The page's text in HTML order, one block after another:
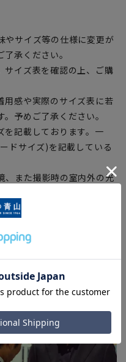
サイズ等の仕様に変更が
承ください。
イズ表を確認の上、ご購
感や実際のサイズ表に若
予めご了承ください。
記載しております。一
ドサイズ)を記載している
また撮影時の室内外の光
共有しております関係
より欠品が発生し、ご注文
できない場合がございま